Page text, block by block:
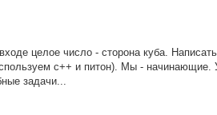
целое число - сторона куба. Написать
с++ и питон). Мы - начинающие.
задачи...